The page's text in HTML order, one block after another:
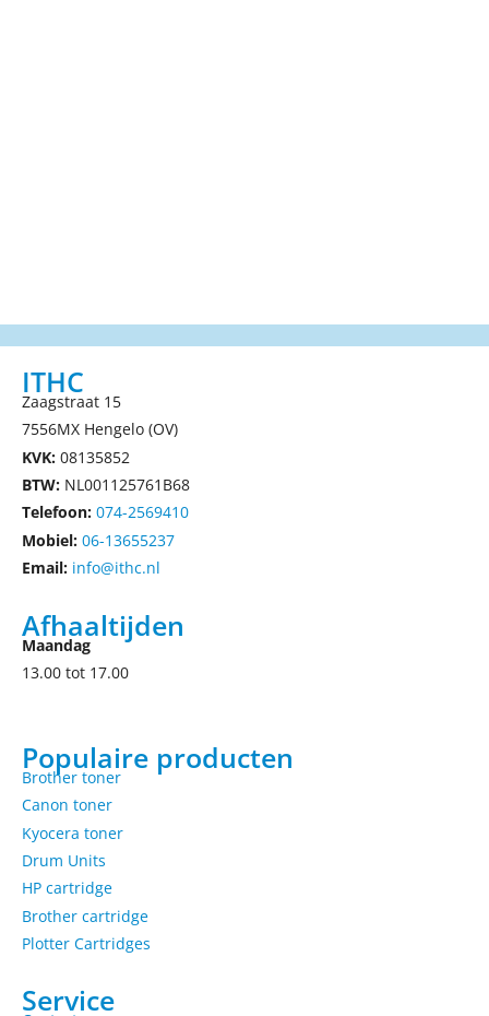
ITHC
Zaagstraat 15
7556MX Hengelo (OV)
KVK: 08135852
BTW: NL001125761B68
Telefoon: 074-2569410
Mobiel: 06-13655237
Email: info@ithc.nl
Afhaaltijden
Maandag
13.00 tot 17.00
Populaire producten
Brother toner
Canon toner
Kyocera toner
Drum Units
HP cartridge
Brother cartridge
Plotter Cartridges
Service